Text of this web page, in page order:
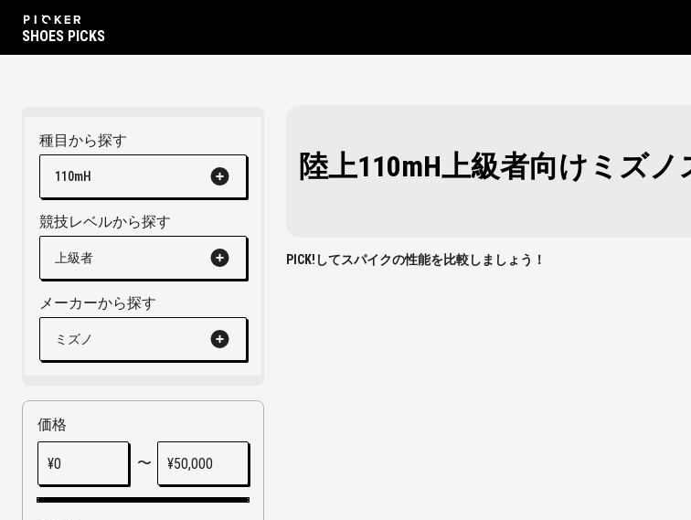
SHOES PICKS
種目から探す
110mH
競技レベルから探す
上級者
メーカーから探す
ミズノ
価格
¥0 〜 ¥50,000
陸上110mH上級者向けミズ
PICK!してスパイクの性能を比較しましょう！